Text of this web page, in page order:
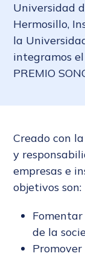
Universidad
Hermosillo,
la
integramos el
PREMIO
Creado con
y
empresas e
objetivos son:
de la